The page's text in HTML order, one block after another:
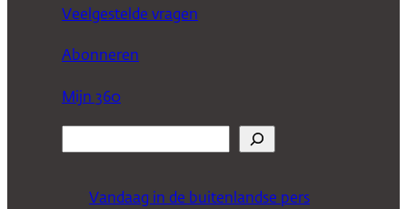
Veelgestelde vragen
Abonneren
Mijn 360
Vandaag in de buitenlandse pers